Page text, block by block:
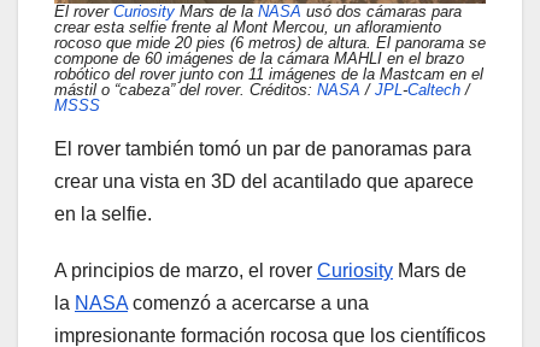
El rover Curiosity Mars de la NASA usó dos cámaras para
crear esta selfie frente al Mont Mercou, un afloramiento
rocoso que mide 20 pies (6 metros) de altura. El panorama se
compone de 60 imágenes de la cámara MAHLI en el brazo
robótico del rover junto con 11 imágenes de la Mastcam en el
mástil o “cabeza” del rover. Créditos: NASA / JPL -Caltech /
MSSS
El rover también tomó un par de panoramas para
crear una vista en 3D del acantilado que aparece
en la selfie.
A principios de marzo, el rover Curiosity Mars de
la NASAcomenzó a acercarse a una
impresionante formación rocosa que los científicos